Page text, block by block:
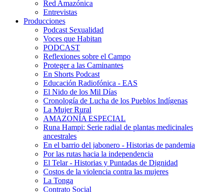
Red Amazónica
Entrevistas
Producciones
Podcast Sexualidad
Voces que Habitan
PODCAST
Reflexiones sobre el Campo
Proteger a las Caminantes
En Shorts Podcast
Educación Radiofónica - EAS
El Nido de los Mil Días
Cronología de Lucha de los Pueblos Indígenas
La Mujer Rural
AMAZONÍA ESPECIAL
Runa Hampi: Serie radial de plantas medicinales
ancestrales
En el barrio del jabonero - Historias de pandemia
Por las rutas hacia la independencia
El Telar - Historias y Puntadas de Dignidad
Costos de la violencia contra las mujeres
La Tonga
Contrato Social